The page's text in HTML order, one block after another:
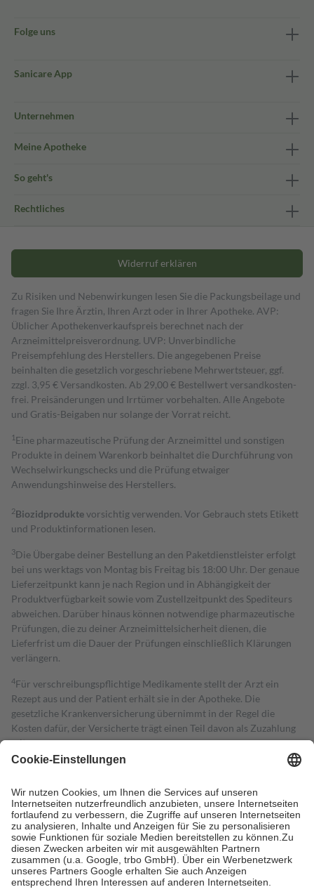
Folge uns
Sanicare App
Unternehmen
Meine Apotheke
So geht's
Rechtliches
Widerruf erklären
Zu Risiken und Nebenwirkungen lesen Sie die Packungsbeilage und
fragen Sie Ihre Ärztin, Ihren Arzt oder in Ihrer Apotheke. AVP:
Üblicher Apothekenverkaufspreis berechnet nach der
Arzneimittelpreisverordnung. UVP: Unverbindliche
Preisempfehlung des Herstellers. Die angegebenen Preise
beinhalten die gesetzlich vorgeschriebene Mehrwertsteuer, ggf.
zzgl. 3,95 € Versandkosten. Ab 29,00 € Bestell­wert versand­kosten­
frei. Preisänderungen und Irrtümer vorbehalten. Alle Angebote
und Gratis-Beigaben nur solange der Vorrat reicht.
1 Eine pharmazeutische Prüfung der Arzneimittel und sonstigen
Produkte in deinem Warenkorb beinhaltet die Durchführung von
Wechselwirkungschecks und die Prüfung etwaiger
Anwendungshinweise des Herstellers.
2Biozidproduktevorsichtig verwenden. Vor Gebrauch stets Etikett
und Produktinformationen lesen.
3Die Übergabe deiner Bestellung an den Paketdienstleister erfolgt
bei uns werktags von Montag bis Freitag bis 18:00 Uhr. Der genaue
Lieferzeitpunkt kann je nach Region und in Abhängigkeit der
Produktverfügbarkeit sowie vom Zustellzeitpunkt des Spediteurs
abweichen. Darüber hinaus können notwendige pharmazeutische
Prüfungen, die zu deiner Arzneimittelsicherheit dienen, die
Lieferfrist um die Dauer der Prüfungen einschließlich Klärungen
verlängern.
4Für verschreibungspflichtige Medikamente stellt der Arzt ein
Rezept aus und der Patient erhält sie in der Apotheke. Die
gesetzliche Krankenversicherung übernimmt in der Regel die
Kosten dafür, der Versicherte trägt einen Teil davon als Zuzahlung
mit.
Grundsätzlich leisten Mitglieder Zuzahlungen in Höhe von zehn
höchstens zehn Euro.
Es sind jedoch nie mehr als die tatsächlichen
Kosten der Leistung zu entrichten.
Diese Regeln gelten grundsätzlich auch für Online-Apotheken.
Bei Heilmitteln und häuslicher Krankenpflege beträgt die
Zuzahlung zehn Prozent der Kosten sowie zehn Euro je
Verordnung.
Um das Engagement der Versicherten für ihre eigene Gesundheit zu
stärken und die besondere Stellung der Familie zu unterstützen,